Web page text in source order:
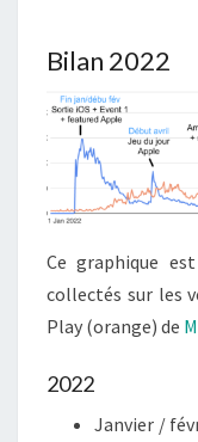
Bilan 2022
Ce graphique
collectés sur les
Play (orange) de
2022
Janvier /